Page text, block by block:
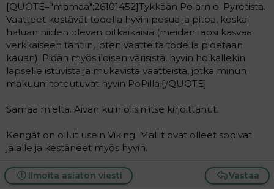
[QUOTE="mamaa";26101452]Tykkään Polarn o. Pyretista.
Vaatteet kestävät todella hyvin pesua ja pitoa, koska
haluan niiden olevan pitkäikäisiä (meidän lapsi kasvaa
verkkaiseen tahtiin, joten vaatteita todella pidetään
kauan). Pidän myös iloisen värisistä, hyvin hoikallekin
lapselle istuvista ja mukavista vaatteista, jotka minun
makuuni toteutuvat hyvin PoPilla.[/QUOTE]
Samaa mieltä. Aivan kuin olisin itse kirjoittanut.
Kengät on ollut usein Viking. Mallit ovat olleet sopivat
jalalle ja kestäneet myös hyvin.
Vastaa
Ilmoita asiaton viesti